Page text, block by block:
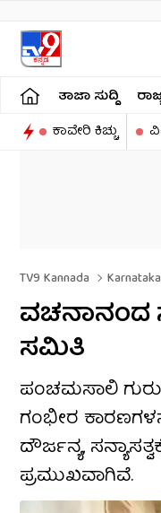
ತಾಜಾ ಸುದ್ದಿ
ಕಾವೇರಿ ಕಿಚ್ಚು
TV9 Kannada Karnataka
ವಚನಾನಂದ
ಸಮಿತಿ
ಪಂಚಮಸಾಲಿ
ಗಂಭೀರ
ದೌರ್ಜನ್ಯ,
ಪ್ರಮುಖವಾಗಿವೆ.